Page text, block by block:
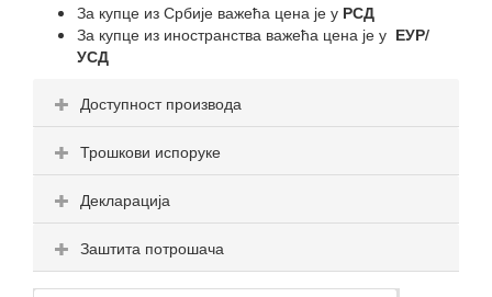
За купце из Србије важећа цена је у РСД
За купце из иностранства важећа цена је у ЕУР/
УСД
Доступност производа
Трошкови испоруке
Декларација
Заштита потрошача